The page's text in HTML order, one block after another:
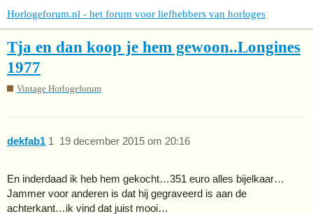
Horlogeforum.nl - het forum voor liefhebbers van horloges
Tja en dan koop je hem gewoon..Longines
1977
Vintage Horlogeforum
dekfab1 19 december 2015 om 20:16
1
En inderdaad ik heb hem gekocht…351 euro alles bijelkaar…
Jammer voor anderen is dat hij gegraveerd is aan de
achterkant…ik vind dat juist mooi…